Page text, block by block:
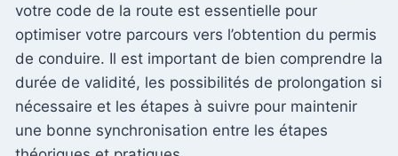
votre code de la route est essentielle pour
optimiser votre parcours vers l’obtention du permis
de conduire. Il est important de bien comprendre la
durée de validité, les possibilités de prolongation si
nécessaire et les étapes à suivre pour maintenir
une bonne synchronisation entre les étapes